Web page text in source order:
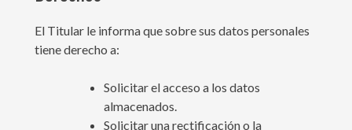
El Titular le informa que sobre sus datos personales
tiene derecho a:
Solicitar el acceso a los datos
almacenados.
Solicitar una rectificación o la